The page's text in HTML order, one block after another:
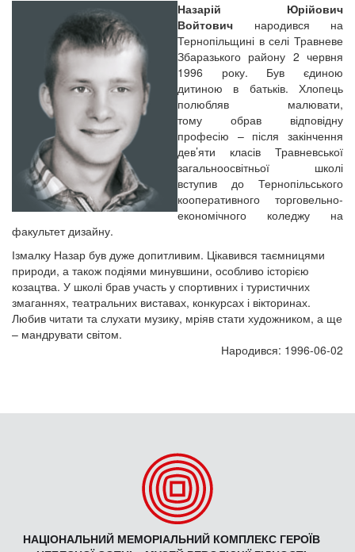
Назарій Юрійович
Войтович народився на
Тернопільщині в селі Травневе
Збаразького району 2 червня
1996 року. Був єдиною
дитиною в батьків. Хлопець
полюбляв малювати,
тому обрав відповідну
професію – після закінчення
дев’яти класів Травневської
загальноосвітньої школі
вступив до Тернопільського
кооперативного торговельно-
економічного коледжу на
факультет дизайну.
Ізмалку Назар був дуже допитливим. Цікавився таємницями
природи, а також подіями минувшини, особливо історією
козацтва. У школі брав участь у спортивних і туристичних
змаганнях, театральних виставах, конкурсах і вікторинах.
Любив читати та слухати музику, мріяв стати художником, а ще
– мандрувати світом.
Народився: 1996-06-02
НАЦІОНАЛЬНИЙ МЕМОРІАЛЬНИЙ КОМПЛЕКС ГЕРОЇВ